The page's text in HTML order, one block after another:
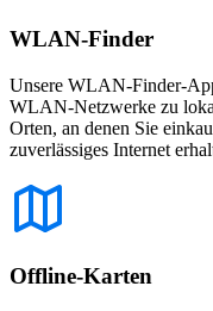
WLAN-Finder
Unsere WLAN-Finder-
WLAN-Netzwerke zu
Orten, an denen Sie
zuverlässiges Internet
Offline-Karten